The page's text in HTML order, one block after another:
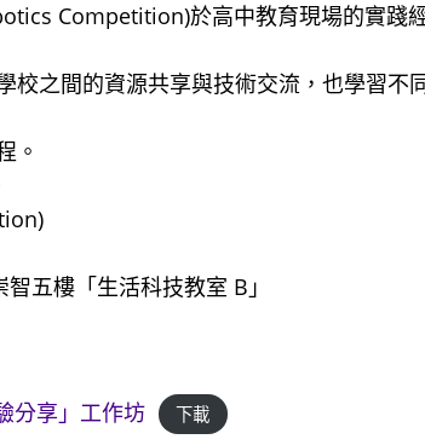
Competition)於高中教育現場的實踐
校之間的資源共享與技術交流，也學習不
。
五樓「生活科技教室 B」
分享」工作坊
下載